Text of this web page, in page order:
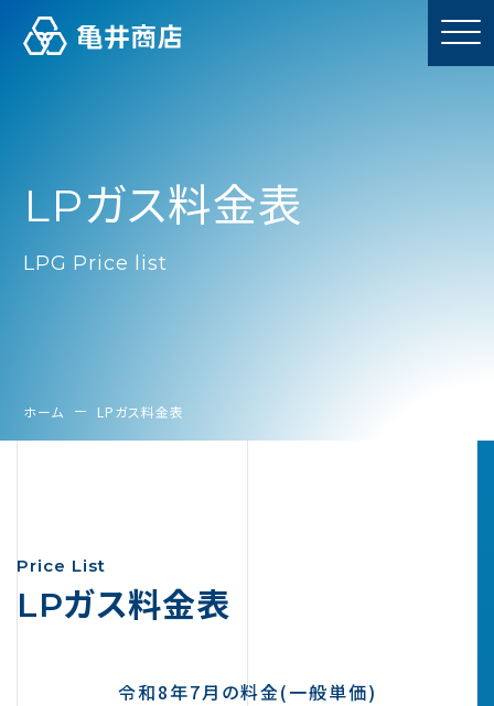
LPガス料金表
LPG Price ist
ホーム LPガス料金表
HOME
ELECTRICITY
REFORM
COMPANY
RECRUIT
CONTACT
Price List
LPガス料金表
令和8年7月の料金(一般単価)